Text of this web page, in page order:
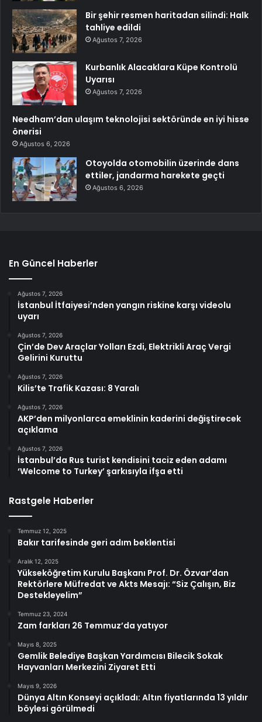
Bir şehir resmen haritadan silindi: Halk
tahliye edildi
Ağustos 7, 2026
Kurbanlık Alacaklara Küpe Kontrolü
Uyarısı
Ağustos 7, 2026
Needham’dan ulaşım teknolojisi sektöründe en iyi hisse
önerisi
Ağustos 6, 2026
Otoyolda otomobilin üzerinde dans
ettiler, jandarma harekete geçti
Ağustos 6, 2026
En Güncel Haberler
Ağustos 7, 2026
İstanbul İtfaiyesi’nden yangın riskine karşı videolu
uyarı
Ağustos 7, 2026
Çin’de Dev Araçlar Yolları Ezdi, Elektrikli Araç Vergi
Gelirini Kuruttu
Ağustos 7, 2026
Kilis’te Trafik Kazası: 8 Yaralı
Ağustos 7, 2026
AKP’den milyonlarca emeklinin kaderini değiştirecek
açıklama
Ağustos 7, 2026
İstanbul’da Rus turist kendisini taciz eden adamı
‘Welcome to Turkey’ şarkısıyla ifşa etti
Rastgele Haberler
Temmuz 12, 2025
Bakır tarifesinde geri adım beklentisi
Aralık 12, 2025
Yükseköğretim Kurulu Başkanı Prof. Dr. Özvar’dan
Rektörlere Müfredat ve Akts Mesajı: “Siz Çalışın, Biz
Destekleyelim”
Temmuz 23, 2024
Zam farkları 26 Temmuz’da yatıyor
Mayıs 8, 2025
Gemlik Belediye Başkan Yardımcısı Bilecik Sokak
Hayvanları Merkezini Ziyaret Etti
Mayıs 9, 2026
Dünya Altın Konseyi açıkladı: Altın fiyatlarında 13 yıldır
böylesi görülmedi